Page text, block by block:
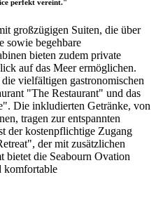
perfekt vereint."
großzügigen Suiten, die über
sowie begehbare
bieten zudem private
auf das Meer ermöglichen.
vielfältigen gastronomischen
"The Restaurant" und das
Die inkludierten Getränke, von
tragen zur entspannten
der kostenpflichtige Zugang
der mit zusätzlichen
bietet die Seabourn Ovation
komfortable